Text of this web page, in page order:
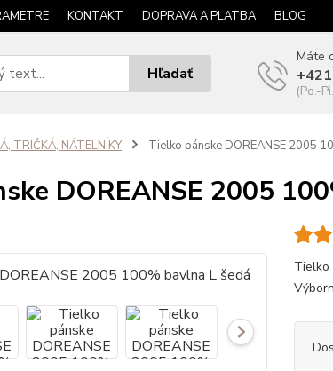
KONTAKT DOPRAVA A PLATBA BLOG
Hľadať
Máte
(Po.-
TRIČKÁ, NÁTELNÍKY Tielko pánske DOREANSE 2005
DOREANSE 2005
Tielko